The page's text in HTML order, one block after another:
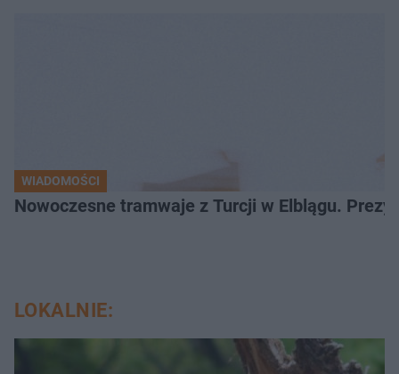
WIADOMOŚCI
Nowoczesne tramwaje z Turcji w Elblągu.
LOKALNIE: